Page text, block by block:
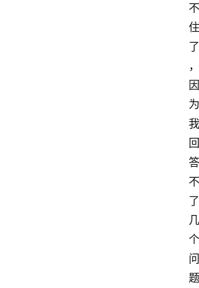
不
住
了
，
因
为
我
回
答
不
了
几
个
问
题